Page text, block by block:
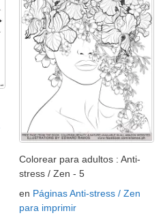
Colorear para adultos : Anti-
stress / Zen - 5
en Páginas Anti-stress / Zen
para imprimir